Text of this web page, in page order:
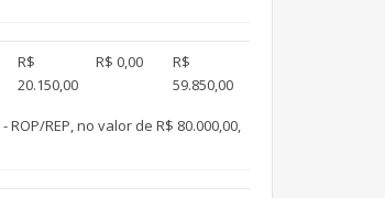
R$
20.150,00
R$ 0,00
R$
59.850,00
REP, no valor de R$ 80.000,00,